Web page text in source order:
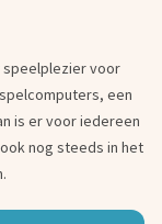
speelplezier voor
een
is er voor iedereen
nog steeds in het